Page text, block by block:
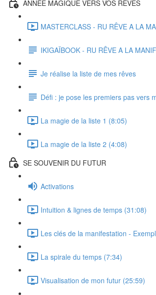
ANNÉE MAGIQUE VERS VOS RÊVES
MASTERCLASS - RU RÊVE A LA
IKIGAÏBOOK - RU RÊVE A LA
Je réalise la liste de mes rêves
Défi : je pose les premiers pas vers
La magie de la liste 1 (8:05)
La magie de la liste 2 (4:08)
SE SOUVENIR DU FUTUR
Activations
Intuition & lignes de temps (31:08)
Les clés de la manifestation -
La spirale du temps (7:34)
Visualisation de mon futur (25:59)